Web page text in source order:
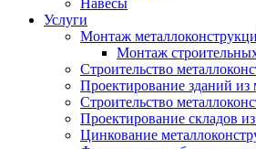
Навесы
Услуги
Монтаж
Монтаж
Строительство
Проектирование зданий из
Строительство
Проектирование складов
Цинкование